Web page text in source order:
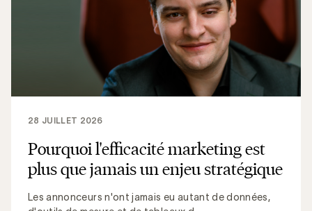
Pourquoi l'efficacité marketing est
plus que jamais un enjeu stratégique
Les annonceurs n'ont jamais eu autant de données,
28 JUILLET 2026